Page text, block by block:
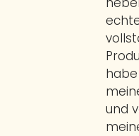
und